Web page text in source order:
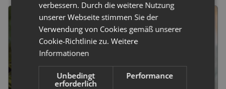
verbessern. Durch die weitere Nutzung
unserer Webseite stimmen Sie der
Verwendung von Cookies gemäß unserer
Cookie-Richtlinie zu.Weitere
Informationen
Unbedingt
erforderlich
Performance